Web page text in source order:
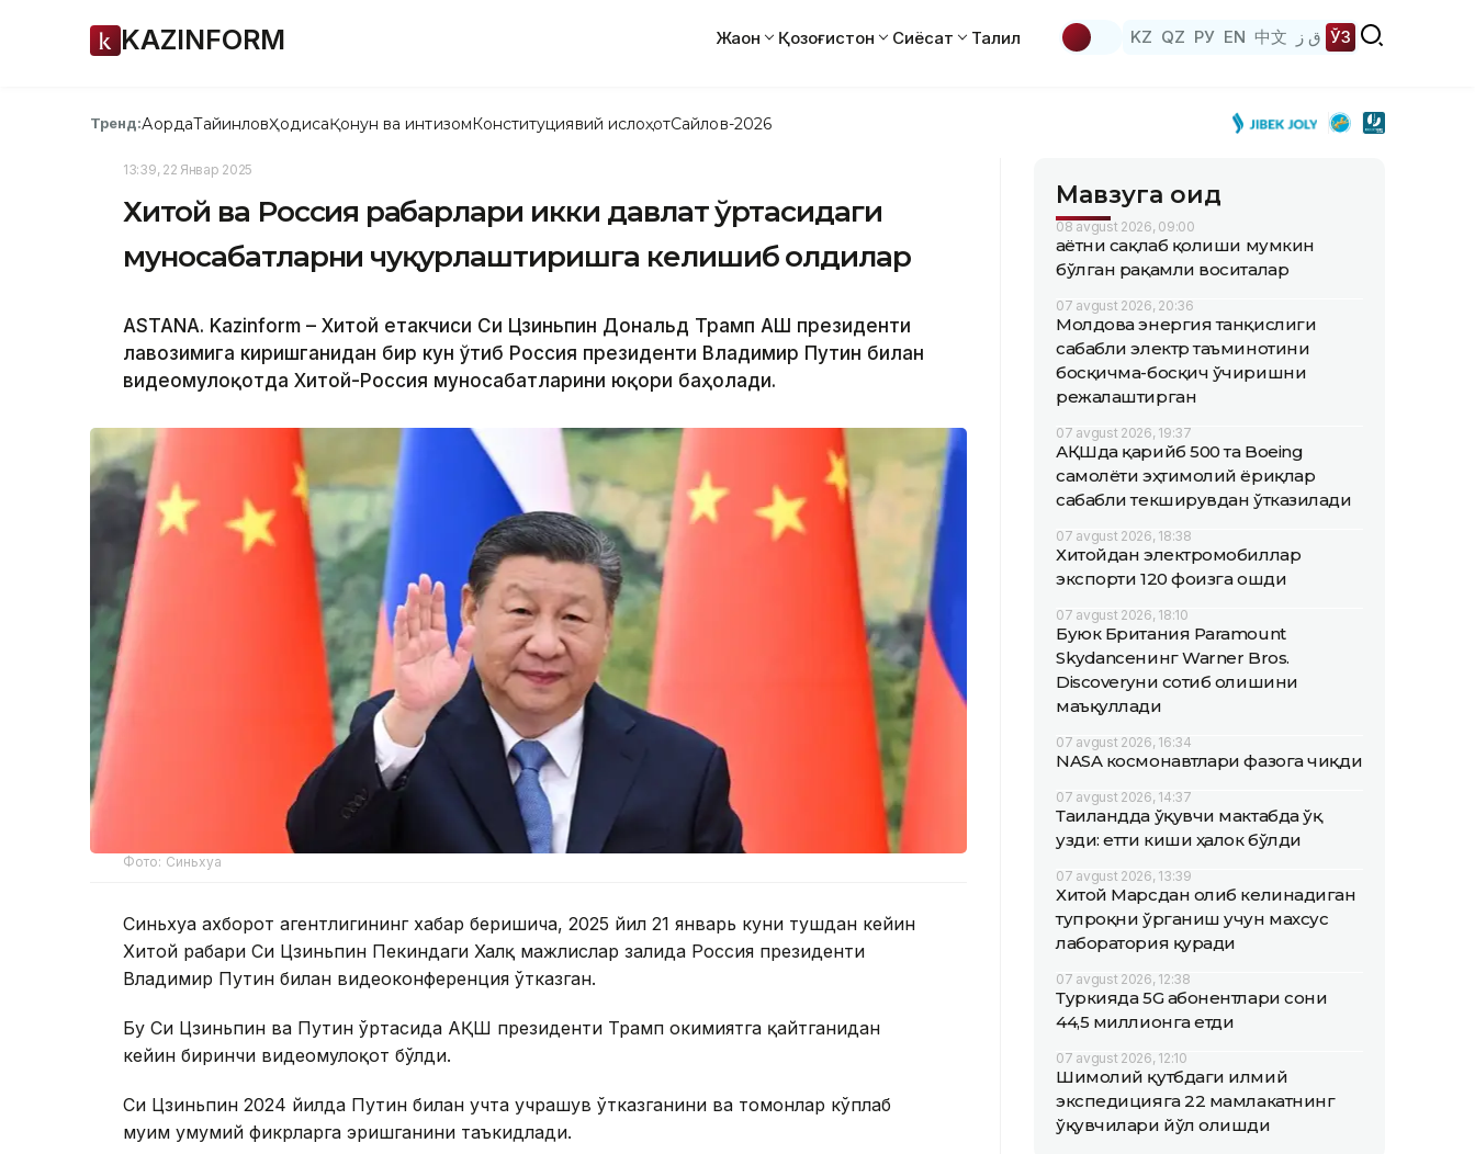
KAZINFORM Жаҳон Қозоғистон Сиёсат Таҳлил KZ QZ РУ EN 中文 ق ز ЎЗ
Тренд:АқордаТайинловҲодисаҚонун ва интизомКонституциявий ислоҳотСайлов-2026
13:39, 22 Январ 2025
Хитой ва Россия раҳбарлари икки давлат ўртасидаги
муносабатларни чуқурлаштиришга келишиб олдилар
ASTANA. Kazinform – Хитой етакчиси Си Цзиньпин Дональд Трамп АҚШ президенти
лавозимига киришганидан бир кун ўтиб Россия президенти Владимир Путин билан
видеомулоқотда Хитой-Россия муносабатларини юқори баҳолади.
Фото: Синьхуа
Синьхуа ахборот агентлигининг хабар беришича, 2025 йил 21 январь куни тушдан кейин
Хитой раҳбари Си Цзиньпин Пекиндаги Халқ мажлислар залида Россия президенти
Владимир Путин билан видеоконференция ўтказган.
Бу Си Цзиньпин ва Путин ўртасида АҚШ президенти Трамп ҳокимиятга қайтганидан
кейин биринчи видеомулоқот бўлди.
Си Цзиньпин 2024 йилда Путин билан учта учрашув ўтказганини ва томонлар кўплаб
муҳим умумий фикрларга эришганини таъкидлади.
Мавзуга оид
08 avgust 2026, 09:00
Ҳаётни сақлаб қолиши мумкин
бўлган рақамли воситалар
07 avgust 2026, 20:36
Молдова энергия танқислиги
сабабли электр таъминотини
босқичма-босқич ўчиришни
режалаштирган
07 avgust 2026, 19:37
АҚШда қарийб 500 та Boeing
самолёти эҳтимолий ёриқлар
сабабли текширувдан ўтказилади
07 avgust 2026, 18:38
Хитойдан электромобиллар
экспорти 120 фоизга ошди
07 avgust 2026, 18:10
Буюк Британия Paramount
Skydanceнинг Warner Bros.
Discoveryни сотиб олишини
маъқуллади
07 avgust 2026, 16:34
NASA космонавтлари фазога чиқди
07 avgust 2026, 14:37
Таиландда ўқувчи мактабда ўқ
узди: етти киши ҳалок бўлди
07 avgust 2026, 13:39
Хитой Марсдан олиб келинадиган
тупроқни ўрганиш учун махсус
лаборатория қуради
07 avgust 2026, 12:38
Туркияда 5G абонентлари сони
44,5 миллионга етди
07 avgust 2026, 12:10
Шимолий қутбдаги илмий
экспедицияга 22 мамлакатнинг
ўқувчилари йўл олишди